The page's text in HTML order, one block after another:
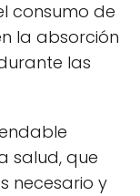
consumo de
la absorción
las
salud, que
necesario y